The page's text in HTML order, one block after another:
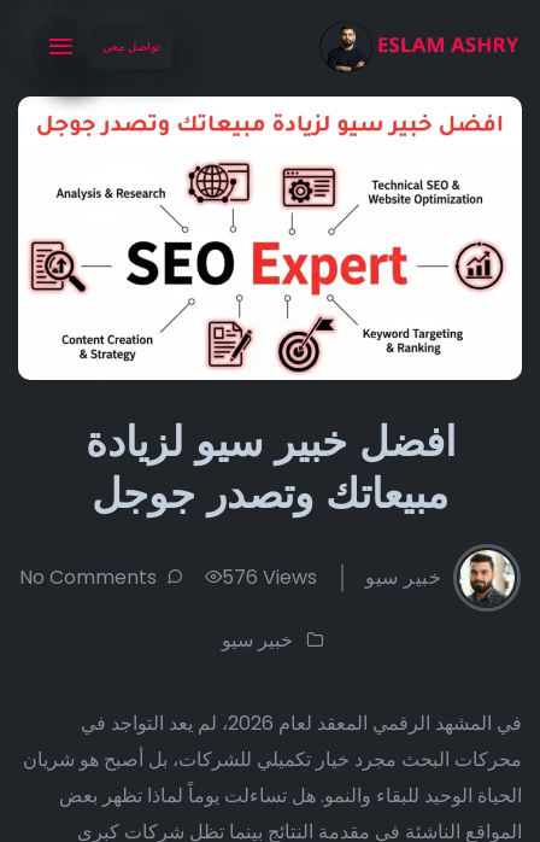
تواصل معي
افضل خبير سيو لزيادة
مبيعاتك وتصدر جوجل
خبير سيو 576 Views
No Comments
خبير سيو
في المشهد الرقمي المعقد لعام 2026، لم يعد التواجد في
محركات البحث مجرد خيار تكميلي للشركات، بل أصبح هو شريان
الحياة الوحيد للبقاء والنمو. هل تساءلت يوماً لماذا تظهر بعض
المواقع الناشئة في مقدمة النتائج بينما تظل شركات كبرى